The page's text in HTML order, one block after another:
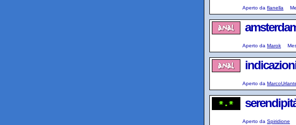
Aperto da flanella
Aperto da Marok
Aperto da
Aperto da Spiridione